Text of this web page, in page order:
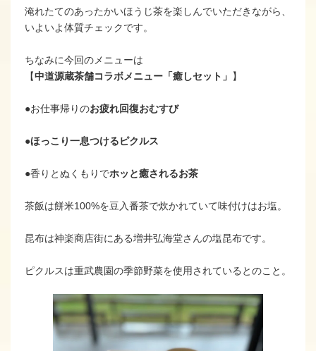
淹れたてのあったかいほうじ茶を楽しんでいただきながら、
いよいよ体質チェックです。
ちなみに今回のメニューは
【中道源蔵茶舗コラボメニュー「癒しセット」 】
●お仕事帰りのお疲れ回復おむすび
●ほっこり一息つけるピクルス
●香りとぬくもりでホッと癒されるお茶
茶飯は餅米100%を豆入番茶で炊かれていて味付けはお塩。
昆布は神楽商店街にある増井弘海堂さんの塩昆布です。
ピクルスは重武農園の季節野菜を使用されているとのこと。